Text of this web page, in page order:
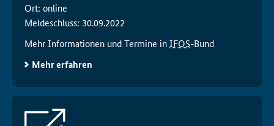
Ort: online
Meldeschluss: 30.09.2022
Mehr Informationen und Termine inIFOS-Bund
Mehr erfahren